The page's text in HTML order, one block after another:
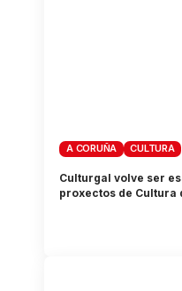
A CORUÑA CULTURA
Culturgal volve ser
proxectos de Cultura